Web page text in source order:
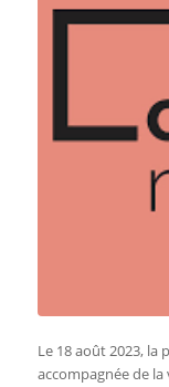
Le 18 août 2023, la
accompagnée de